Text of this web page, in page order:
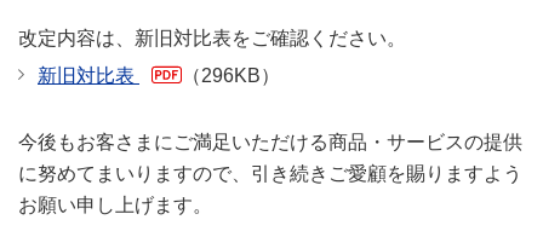
改定内容は、新旧対比表をご確認ください。
新旧対比表
（296KB）
今後もお客さまにご満足いただける商品・サービスの提供
に努めてまいりますので、引き続きご愛顧を賜りますよう
お願い申し上げます。